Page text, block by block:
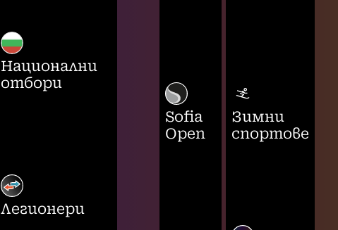
Национални
отбори
Легионери
Sofia
Open
Зимни
спортове